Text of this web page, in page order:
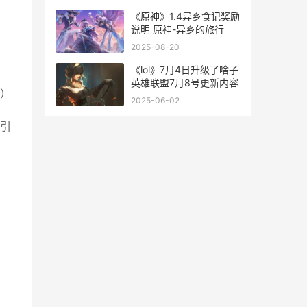
《原神》1.4异乡食记奖励
说明 原神-异乡的旅行
2025-08-20
《lol》7月4日升级了啥子
英雄联盟7月8号更新内容
2025-06-02